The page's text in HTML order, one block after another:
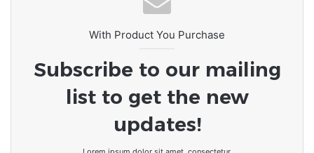
Bénin : Romuald Wadagni prend
With Product You Purchase
Subscribe to our mailing
list to get the new
updates!